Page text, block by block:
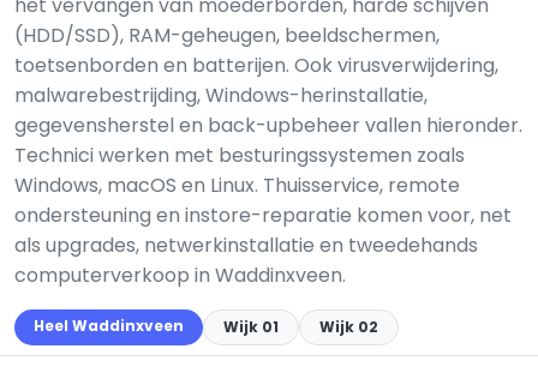
(HDD/SSD), RAM-geheugen, beeldschermen,
toetsenborden en batterijen. Ook virusverwijdering,
malwarebestrijding, Windows-herinstallatie,
gegevensherstel en back-upbeheer vallen hieronder.
Technici werken met besturingssystemen zoals
Windows, macOS en Linux. Thuisservice, remote
ondersteuning en instore-reparatie komen voor, net
als upgrades, netwerkinstallatie en tweedehands
computerverkoop in Waddinxveen.
Heel Waddinxveen Wijk 01 Wijk 02